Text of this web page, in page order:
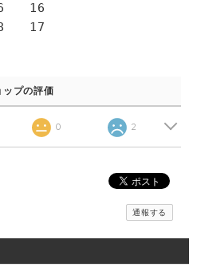
16
17
ップの評価
0 2
通報する